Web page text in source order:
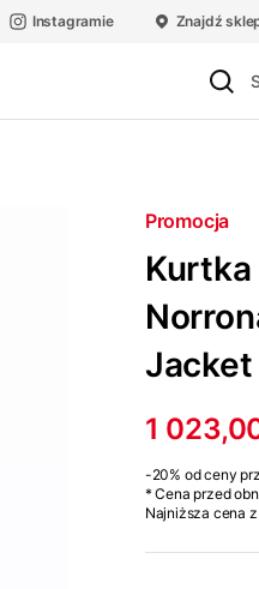
Instagramie Znajdź
Promocja
Kurtka
Jacket
1
-20% od ceny
* Cena przed
Najniższa cena